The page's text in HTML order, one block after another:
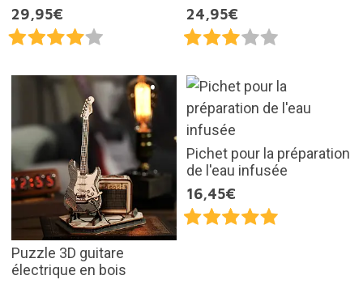
29,95€
24,95€
Puzzle 3D guitare
électrique en bois
Pichet pour la préparation
de l'eau infusée
16,45€